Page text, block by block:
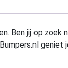
Ben jij op